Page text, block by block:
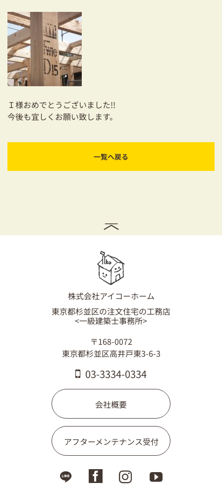
Ｉ様おめでとうございました!!
今後も宜しくお願い致します。
一覧へ戻る
株式会社アイコーホーム
東京都杉並区の注文住宅の工務店
<一級建築士事務所>
〒168-0072
東京都杉並区高井戸東3-6-3
03-3334-0334
会社概要
アフターメンテナンス受付